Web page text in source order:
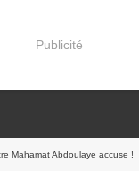
Publicité
Mahamat Abdoulaye accuse !